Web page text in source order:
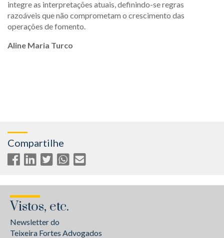
integre as interpretações atuais, definindo-se regras
razoáveis que não comprometam o crescimento das
operações de fomento.
Aline Maria Turco
Compartilhe
Vistos, etc.
Newsletter do
Teixeira Fortes Advogados